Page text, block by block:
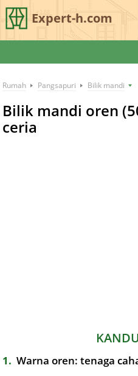
Expert-h.com
Rumah Pangsapuri Bilik mandi
Bilik mandi oren
ceria
1
Warna oren: tenaga